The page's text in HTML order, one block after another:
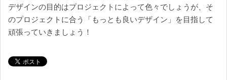
デザインの目的はプロジェクトによって色々でしょうが、そ
のプロジェクトに合う「もっとも良いデザイン」を目指して
頑張っていきましょう！